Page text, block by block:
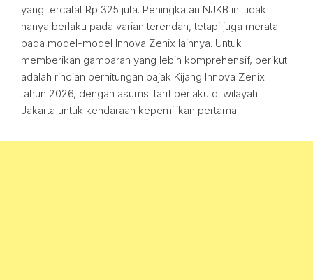
yang tercatat Rp 325 juta. Peningkatan NJKB ini tidak
hanya berlaku pada varian terendah, tetapi juga merata
pada model-model Innova Zenix lainnya. Untuk
memberikan gambaran yang lebih komprehensif, berikut
adalah rincian perhitungan pajak Kijang Innova Zenix
tahun 2026, dengan asumsi tarif berlaku di wilayah
Jakarta untuk kendaraan kepemilikan pertama.